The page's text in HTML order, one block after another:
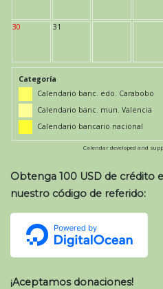
30 31
Categoría
Calendario banc. edo. Carabobo
Calendario banc. mun. Valencia
Calendario bancario nacional
Calendar developed and
Obtenga 100 USD de crédito
nuestro código de referido:
¡Aceptamos donaciones!